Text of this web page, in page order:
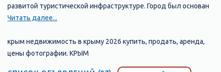
развитой туристической инфраструктуре. Город был основан
в 1837 году и с тех пор стал одним из главных туристических
пансионатов, санаториев и гостевых домов, которые
предлагают своим гостям комфортабельные номера и
широкий выбор услуг. Одной из главных
Читать далее...
крым недвижимость в крыму 2026 купить, продать, аренда,
цены фотографии. КРЫМ